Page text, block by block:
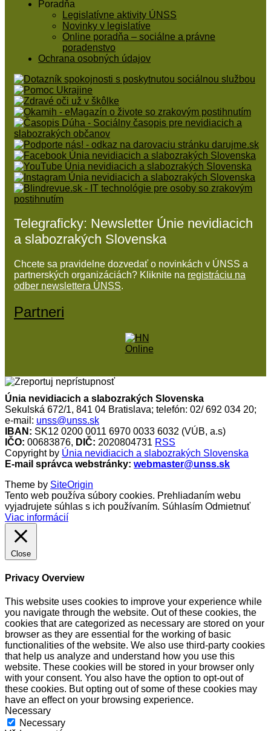
Poradňa
Legislatívne aktivity ÚNSS
Novinky v legislatíve
Online poradňa – sociálne a právne
poradenstvo
Ochrana osobných údajov
Telegraficky: Newsletter Únie nevidiacich
a slabozrakých Slovenska
Chcete sa pravidelne dozvedať o novinkách v ÚNSS a
partnerských organizáciách? Kliknite na registráciu na
odber newslettera ÚNSS.
Partneri
Únia nevidiacich a slabozrakých Slovenska
Sekulská 672/1, 841 04 Bratislava; telefón: 02/ 692 034 20;
e-mail: unss@unss.sk
IBAN: SK12 0200 0011 6970 0033 6032 (VÚB, a.s)
IČO: 00683876, DIČ: 2020804731 RSS
Copyright by Únia nevidiacich a slabozrakých Slovenska
E-mail správca webstránky: webmaster@unss.sk
Theme by SiteOrigin
Tento web používa súbory cookies. Prehliadaním webu
vyjadrujete súhlas s ich používaním. Súhlasím Odmietnuť
Viac informácií
Close
Privacy Overview
This website uses cookies to improve your experience while
you navigate through the website. Out of these cookies, the
cookies that are categorized as necessary are stored on your
browser as they are essential for the working of basic
functionalities of the website. We also use third-party cookies
that help us analyze and understand how you use this
website. These cookies will be stored in your browser only
with your consent. You also have the option to opt-out of
these cookies. But opting out of some of these cookies may
have an effect on your browsing experience.
Necessary
Necessary